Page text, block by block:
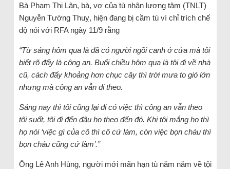
Bà Phạm Thị Lân, bà, vợ của tù nhân lương tâm (TNLT)
Nguyễn Tường Thuỵ, hiện đang bị cầm tù vì chỉ trích chế
độ nói với RFA ngày 11/9 rằng
“Từ sáng hôm qua là đã có người ngồi canh ở cửa mà tôi
biết rõ đấy là công an. Buổi chiều hôm qua là tôi đi về nhà
cũ, cách đấy khoảng hơn chục cây thì trời mưa to gió lớn
nhưng mà công an vẫn đi theo.
Sáng nay thì tôi cũng lại đi có việc thì công an vẫn theo
tôi suốt, tôi đi đến đâu họ theo đến đó. Khi tôi mắng họ thì
họ nói ‘việc gì của cô thì cô cứ làm, còn việc bọn cháu thì
bọn cháu cũng cứ làm’.”
Ông Lê Anh Hùng, người mới mãn hạn tù năm năm về tội